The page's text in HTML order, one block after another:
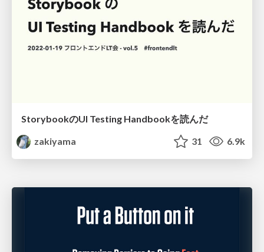
StorybookのUI Testing Handbookを読んだ
zakiyama
31 6.9k